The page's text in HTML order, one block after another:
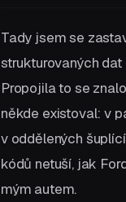
Tady jsem se
strukturovaných
Propojila to se
někde existoval: v
v oddělených
kódů netuší, jak
mým autem.